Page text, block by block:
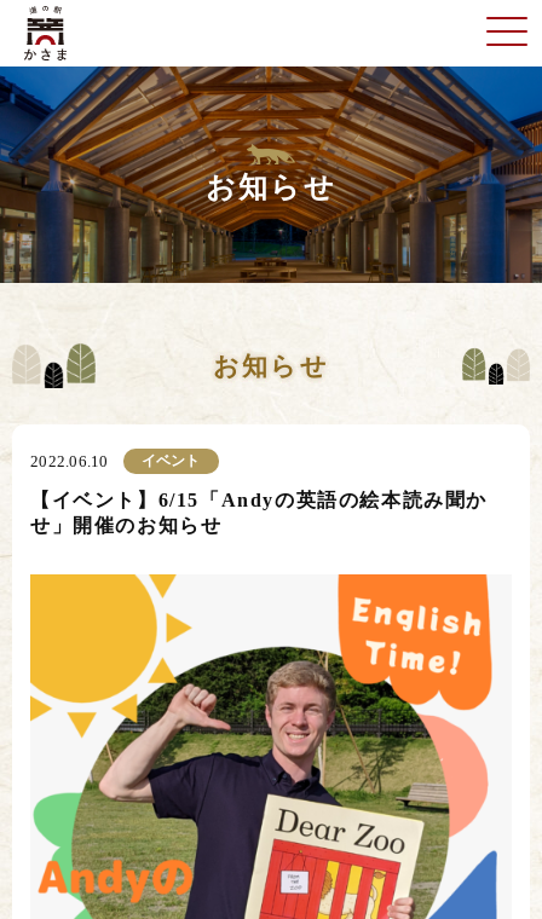
お知らせ
お知らせ
2022.06.10 イベント
【イベント】6/15「Andyの英語の絵本読み聞か
せ」開催のお知らせ